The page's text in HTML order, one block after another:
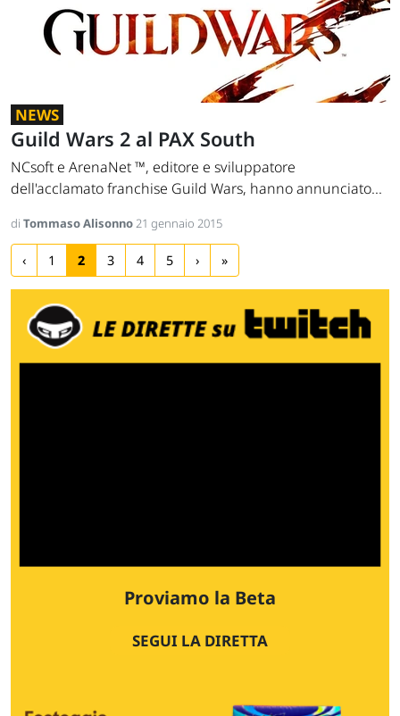
NEWS
Guild Wars 2 al PAX South
NCsoft e ArenaNet ™, editore e sviluppatore
dell'acclamato franchise Guild Wars, hanno annunciato...
di Tommaso Alisonno21 gennaio 2015
‹ 1 2 3 4 5 › »
Proviamo la Beta
SEGUI LA DIRETTA